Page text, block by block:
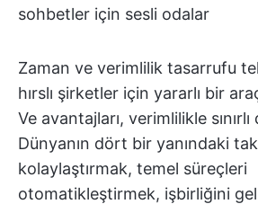
sohbetler için sesli odalar
Zaman ve verimlilik tasarrufu
hırslı şirketler için yararlı bir
Ve avantajları, verimlilikle
Dünyanın dört bir yanındaki
kolaylaştırmak, temel süreçleri
otomatikleştirmek, işbirliğini